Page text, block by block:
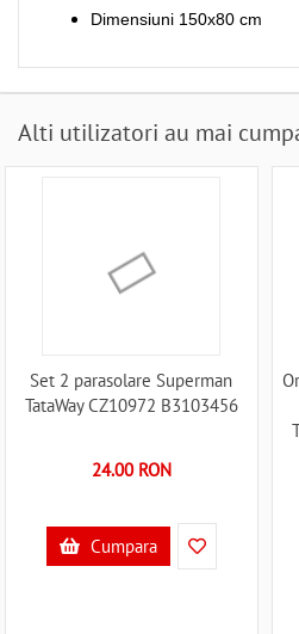
Dimensiuni 150x80 cm
Alti utilizatori au mai
Set 2 parasolare Superman
TataWay CZ10972 B3103456
24.00 RON
Cumpara